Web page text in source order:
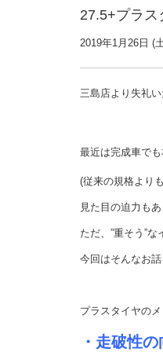
27.5+プラス
2019年1月26日 (
三島店より失礼い
最近は完成車で
(従来の規格より
見た目の迫力も
ただ、”重そう”
今回はそんなお話
プラスタイヤの
・走破性